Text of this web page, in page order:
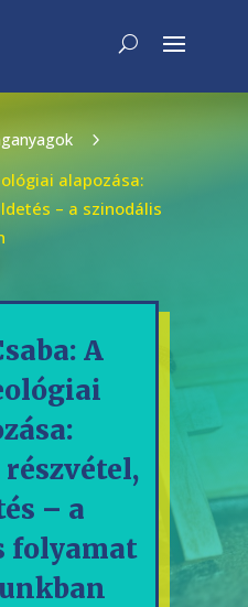
5
alapozása:
– a szinodális
A
részvétel,
– a
folyamat